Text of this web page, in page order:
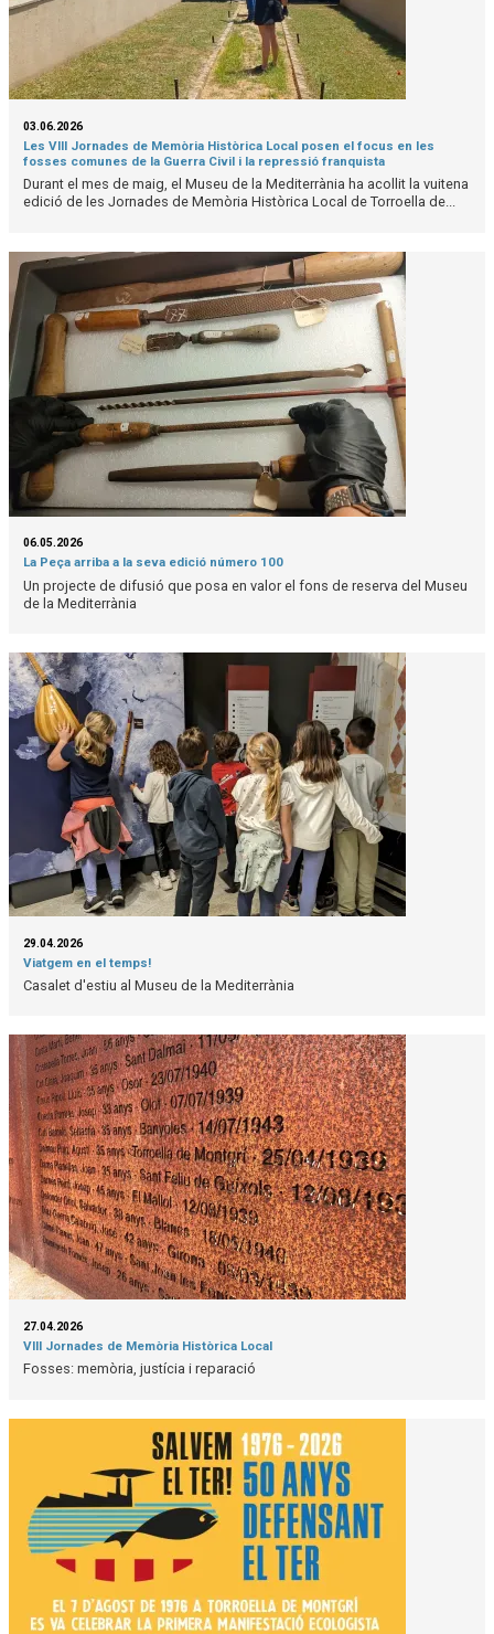
03.06.2026
Les VIII Jornades de Memòria Històrica Local posen el focus en les
fosses comunes de la Guerra Civil i la repressió franquista
Durant el mes de maig, el Museu de la Mediterrània ha acollit la vuitena
edició de les Jornades de Memòria Històrica Local de Torroella de...
06.05.2026
La Peça arriba a la seva edició número 100
Un projecte de difusió que posa en valor el fons de reserva del Museu
de la Mediterrània
29.04.2026
Viatgem en el temps!
Casalet d'estiu al Museu de la Mediterrània
27.04.2026
VIII Jornades de Memòria Històrica Local
Fosses: memòria, justícia i reparació